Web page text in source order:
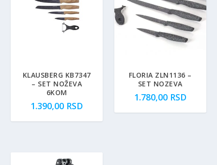
KLAUSBERG KB7347
– SET NOŽEVA
6KOM
1.390,00 RSD
FLORIA ZLN1136 –
SET NOZEVA
1.780,00 RSD